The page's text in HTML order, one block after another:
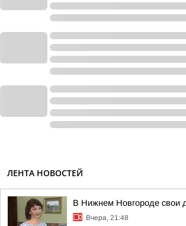
ЛЕНТА НОВОСТЕЙ
В Нижнем Новгороде свои
Вчера, 21:48